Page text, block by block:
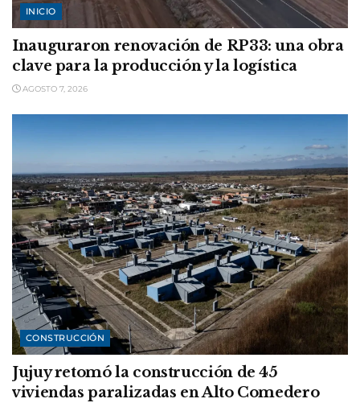
INICIO
Inauguraron renovación de RP33: una obra
clave para la producción y la logística
AGOSTO 7, 2026
CONSTRUCCIÓN
Jujuy retomó la construcción de 45
viviendas paralizadas en Alto Comedero